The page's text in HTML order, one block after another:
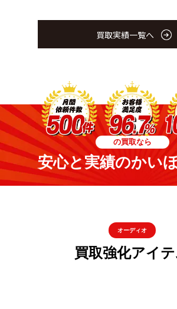
買取実績一覧へ
の買取なら
安心と実績のかい
オーディオ
買取強化アイ